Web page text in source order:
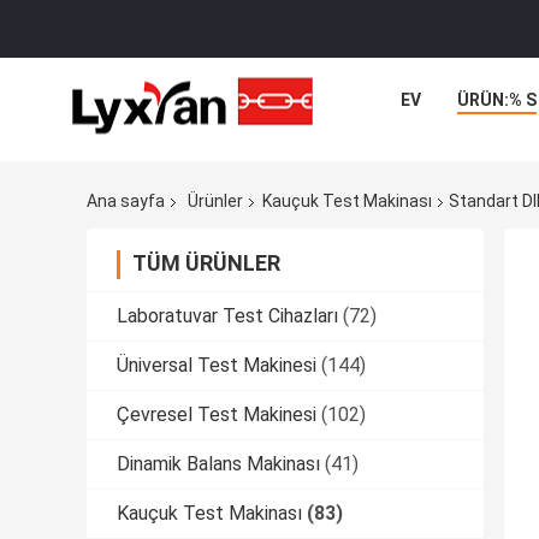
EV ÜRÜN:% S
Ana sayfa Ürünler Kauçuk Test Makinası Standart
TÜM ÜRÜNLER
Laboratuvar Test Cihazları (72)
Üniversal Test Makinesi (144)
Çevresel Test Makinesi (102)
Dinamik Balans Makinası (41)
Kauçuk Test Makinası (83)